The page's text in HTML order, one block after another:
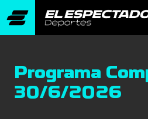
Programa
30/6/2026